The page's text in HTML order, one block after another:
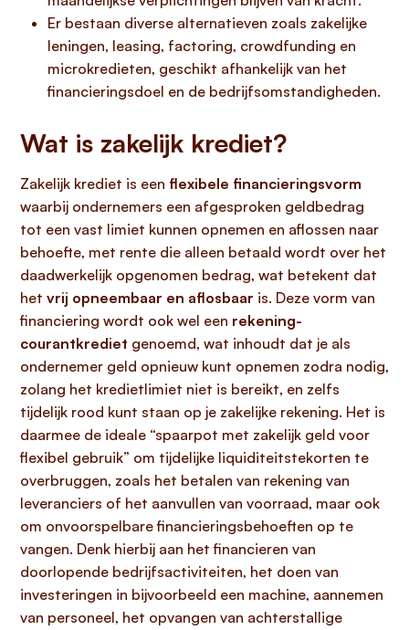
Er bestaan diverse alternatieven zoals zakelijke
leningen, leasing, factoring, crowdfunding en
microkredieten, geschikt afhankelijk van het
financieringsdoel en de bedrijfsomstandigheden.
Wat is zakelijk krediet?
Zakelijk krediet is een flexibele financieringsvorm
waarbij ondernemers een afgesproken geldbedrag
tot een vast limiet kunnen opnemen en aflossen naar
behoefte, met rente die alleen betaald wordt over het
daadwerkelijk opgenomen bedrag, wat betekent dat
het vrij opneembaar en aflosbaar is. Deze vorm van
financiering wordt ook wel een rekening-
courantkrediet genoemd, wat inhoudt dat je als
ondernemer geld opnieuw kunt opnemen zodra nodig,
zolang het kredietlimiet niet is bereikt, en zelfs
tijdelijk rood kunt staan op je zakelijke rekening. Het is
daarmee de ideale “spaarpot met zakelijk geld voor
flexibel gebruik” om tijdelijke liquiditeitstekorten te
overbruggen, zoals het betalen van rekening van
leveranciers of het aanvullen van voorraad, maar ook
om onvoorspelbare financieringsbehoeften op te
vangen. Denk hierbij aan het financieren van
doorlopende bedrijfsactiviteiten, het doen van
investeringen in bijvoorbeeld een machine, aannemen
van personeel, het opvangen van achterstallige